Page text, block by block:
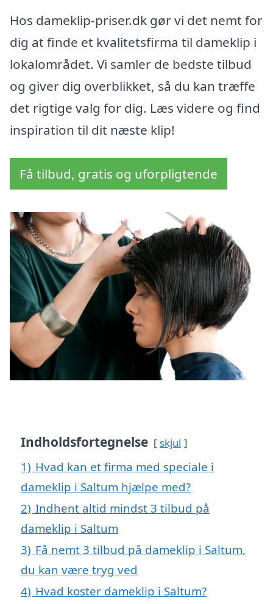
Hos dameklip-priser.dk gør vi det nemt for
dig at finde et kvalitetsfirma til dameklip i
lokalområdet. Vi samler de bedste tilbud
og giver dig overblikket, så du kan træffe
det rigtige valg for dig. Læs videre og find
inspiration til dit næste klip!
Få tilbud, gratis og uforpligtende
Indholdsfortegnelse skjul
1) Hvad kan et firma med speciale i
dameklip i Saltum hjælpe med?
2) Indhent altid mindst 3 tilbud på
dameklip i Saltum
3) Få nemt 3 tilbud på dameklip i Saltum,
du kan være tryg ved
4) Hvad koster dameklip i Saltum?